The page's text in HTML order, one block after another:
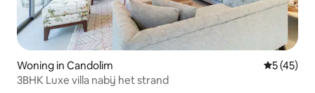
Woning in Candolim
5 (45)
3BHK Luxe villa nabij het strand